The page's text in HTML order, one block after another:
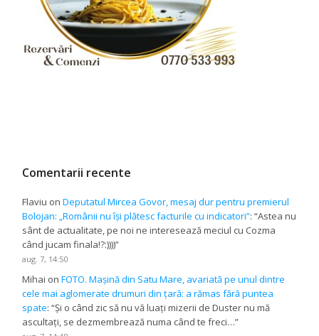
Comentarii recente
Flaviu onDeputatul Mircea Govor, mesaj dur pentru premierul
Bolojan: „Românii nu își plătesc facturile cu indicatori”: “Astea nu
sânt de actualitate, pe noi ne interesează meciul cu Cozma
când jucam finala!?:))))”
aug. 7, 14:50
Mihai onFOTO. Mașină din Satu Mare, avariată pe unul dintre
cele mai aglomerate drumuri din țară: a rămas fără puntea
spate: “Și o când zic să nu vă luați mizerii de Duster nu mă
ascultați, se dezmembrează numa când te freci…”